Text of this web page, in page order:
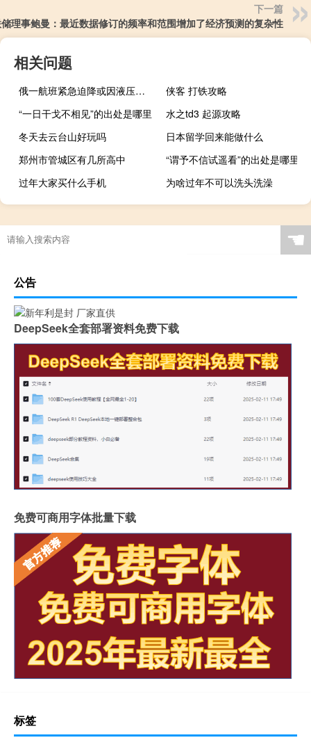
下一篇
理事鲍曼：最近数据修订的频率和范围增加了经济预测的复杂性
相关问题
俄一航班紧急迫降或因液压系统故障
侠客 打铁攻略
“一日干戈不相见”的出处是哪里
水之td3 起源攻略
冬天去云台山好玩吗
日本留学回来能做什么
郑州市管城区有几所高中
“谓予不信试遥看”的出处是哪里
过年大家买什么手机
为啥过年不可以洗头洗澡
☚
公告
DeepSeek全套部署资料免费下载
免费可商用字体批量下载
标签